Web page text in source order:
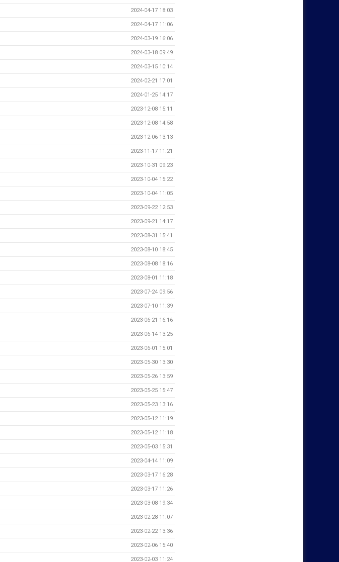
2024-04-17 18:03
2024-04-17 11:06
2024-03-19 16:06
2024-03-18 09:49
2024-03-15 10:14
2024-02-21 17:01
2024-01-25 14:17
2023-12-08 15:11
2023-12-08 14:58
2023-12-06 13:13
2023-11-17 11:21
2023-10-31 09:23
2023-10-04 15:22
2023-10-04 11:05
2023-09-22 12:53
2023-09-21 14:17
2023-08-31 15:41
2023-08-10 18:45
2023-08-08 18:16
2023-08-01 11:18
2023-07-24 09:56
2023-07-10 11:39
2023-06-21 16:16
2023-06-14 13:25
2023-06-01 15:01
2023-05-30 13:30
2023-05-26 13:59
2023-05-25 15:47
2023-05-23 13:16
2023-05-12 11:19
2023-05-12 11:18
2023-05-03 15:31
2023-04-14 11:09
2023-03-17 16:28
2023-03-17 11:26
2023-03-08 19:34
2023-02-28 11:07
2023-02-22 13:36
2023-02-06 15:40
2023-02-03 11:24